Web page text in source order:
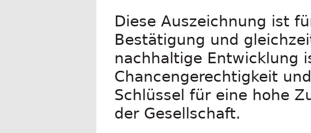
Diese Auszeichnung ist
Bestätigung und
nachhaltige Entwicklung
Chancengerechtigkeit
Schlüssel für eine hohe
der Gesellschaft.